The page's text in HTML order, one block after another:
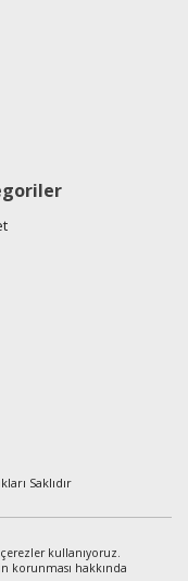
Saklıdır
kullanıyoruz.
korunması hakkında